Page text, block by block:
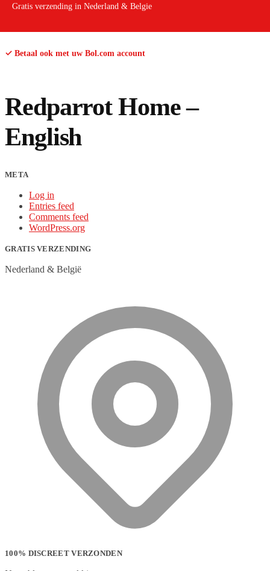
Gratis verzending in Nederland & Belgie
✓ Betaal ook met uw Bol.com account
Redparrot Home –
English
META
Log in
Entries feed
Comments feed
WordPress.org
GRATIS VERZENDING
Nederland & België
100% DISCREET VERZONDEN